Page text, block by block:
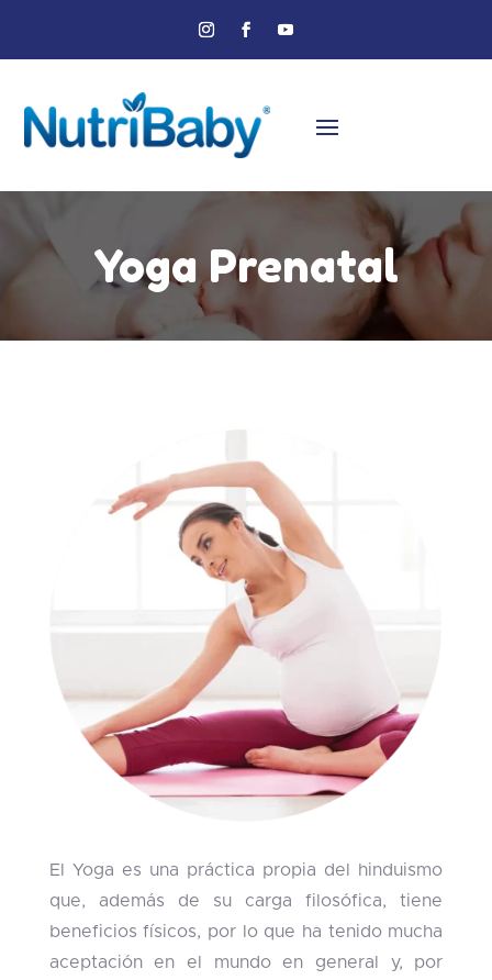
Yoga Prenatal
El Yoga es una práctica propia del hinduismo
que, además de su carga filosófica, tiene
beneficios físicos, por lo que ha tenido mucha
aceptación en el mundo en general y, por